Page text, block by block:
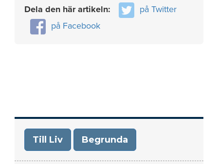
Dela den här artikeln:
på Twitter
på Facebook
Till Liv Begrunda